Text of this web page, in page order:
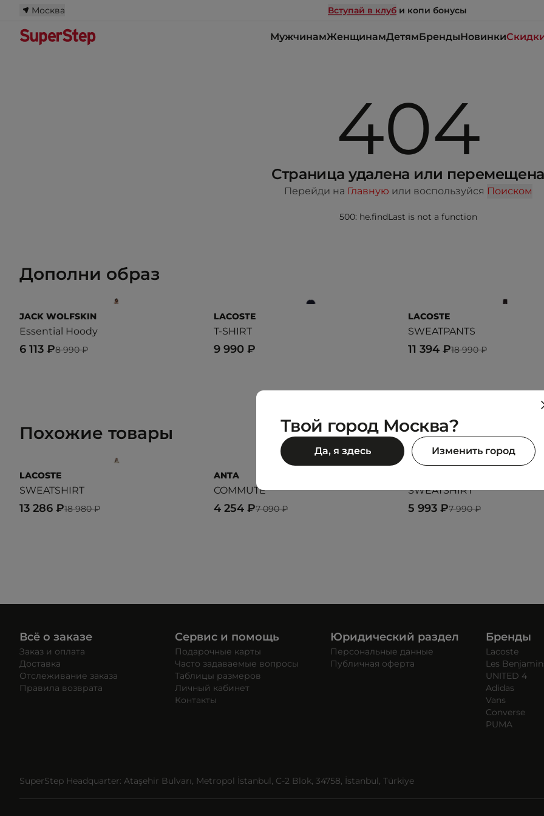
Москва Вступай в клуб и копи бонусы
МужчинамЖенщинамДетямБрендыНовинки
404
Страница удалена или перемещена
Перейди на Главную или воспользуйся Поиском
500: he.findLast is not a function
Дополни образ
JACK WOLFSKIN
Essential Hoody
8 990 ₽
6 113 ₽
LACOSTE
T-SHIRT
9 990 ₽
LACOSTE
SWEATPANTS
18 990 ₽
11 394 ₽
Похожие товары
LACOSTE
SWEATSHIRT
18 980 ₽
13 286 ₽
ANTA
COMMUTE
7 090 ₽
4 254 ₽
SWEATSHIRT
7 990 ₽
5 993 ₽
Всё о заказе
Заказ и оплата
Доставка
Отслеживание заказа
Правила возврата
Сервис и помощь
Подарочные карты
Часто задаваемые вопросы
Таблицы размеров
Личный кабинет
Контакты
Юридический раздел
Персональные данные
Публичная оферта
Бренды
Lacoste
Les
UNITED 4
Adidas
Vans
Converse
PUMA
SuperStep Headquarter: Ataşehir Bulvarı, Metropol İstanbul, C-2 Blok, 34758, İstanbul, Türkiye
Твой город Москва?
Да, я здесь Изменить город